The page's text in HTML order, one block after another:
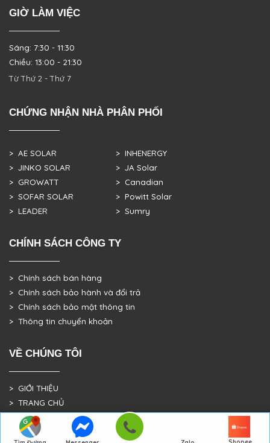
GIỜ LÀM VIỆC
Sáng: 7:30 - 11:30
Chiều: 13:00 - 21:30
Từ Thứ 2 - Thứ 7
CHỨNG NHẬN NHÀ PHÂN PHỐI
> AE SOLAR
> JINKO SOLAR
> GROWATT
> SOFAR SOLAR
> LEADER
> INHENERGY
> JA Solar
> Canadian
> Powitt Solar
> Sumry
CHÍNH SÁCH CÔNG TY
> Chính sách bán hàng
> Chính sách bảo hành và đổi trả
> Chính sách bảo mật thông tin
> Thông tin chuyển khoản
VỀ CHÚNG TÔI
> GIỚI THIỆU
> TRANG CHỦ
> DỰ ÁN THỰC TẾ